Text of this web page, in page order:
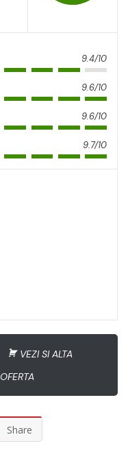
9.4/10
9.6/10
9.6/10
9.7/10
VEZI SI ALTA
OFERTA
Share